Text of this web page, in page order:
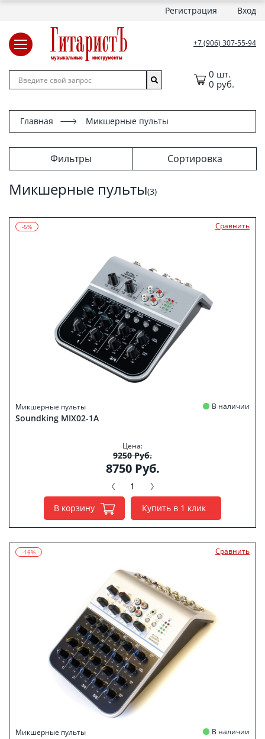
Регистрация Вход
+7 (906) 307-55-94
0 шт.
0 руб.
Главная Микшерные пульты
Фильтры Сортировка
Микшерные пульты(3)
-5% Сравнить
Микшерные пульты
Soundking MIX02-1A
В наличии
Цена:
9250 Руб.
8750 Руб.
В корзину Купить в 1 клик
-16% Сравнить
Микшерные пульты В наличии